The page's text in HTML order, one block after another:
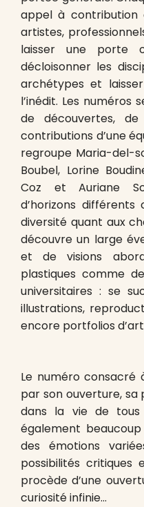
appel à contribution
artistes,
laisser une porte
décloisonner les
archétypes et
l’inédit. Les numéros
de découvertes,
contributions d’une
regroupe Maria-del-
Boubel, Lorine
Coz et Auriane
d’horizons
diversité quant aux
découvre un large
et de visions
plastiques comme
universitaires : se
illustrations,
encore portfolios
Le numéro consacré
par son ouverture,
dans la vie de
également
des émotions
possibilités critiques
procède d’une
curiosité infinie…